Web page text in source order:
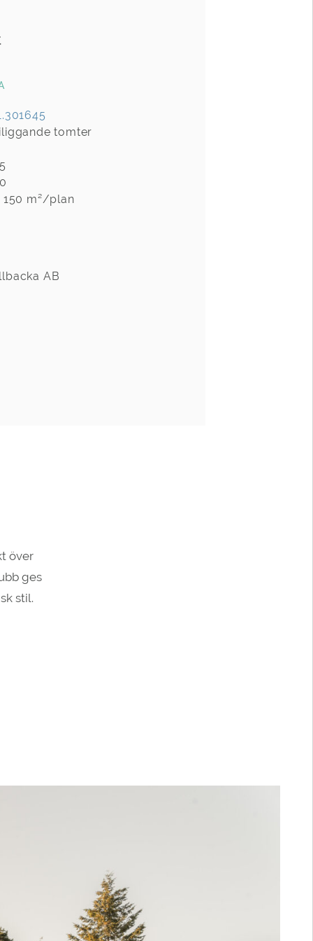
tomter
m²/plan
AB
över
ges
stil.